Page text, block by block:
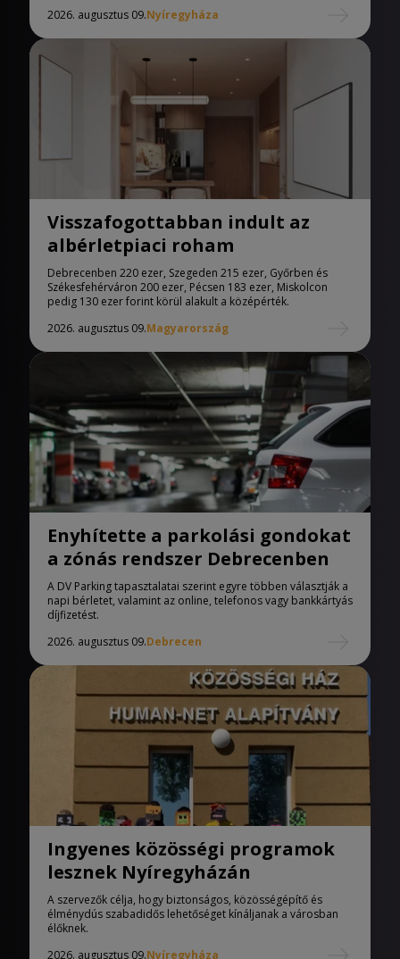
2026. augusztus 09.Nyíregyháza
Visszafogottabban indult az
albérletpiaci roham
Debrecenben 220 ezer, Szegeden 215 ezer, Győrben és
Székesfehérváron 200 ezer, Pécsen 183 ezer, Miskolcon
pedig 130 ezer forint körül alakult a középérték.
2026. augusztus 09.Magyarország
Enyhítette a parkolási gondokat
a zónás rendszer Debrecenben
A DV Parking tapasztalatai szerint egyre többen választják a
napi bérletet, valamint az online, telefonos vagy bankkártyás
díjfizetést.
2026. augusztus 09.Debrecen
Ingyenes közösségi programok
lesznek Nyíregyházán
A szervezők célja, hogy biztonságos, közösségépítő és
élménydús szabadidős lehetőséget kínáljanak a városban
élőknek.
2026. augusztus 09.Nyíregyháza